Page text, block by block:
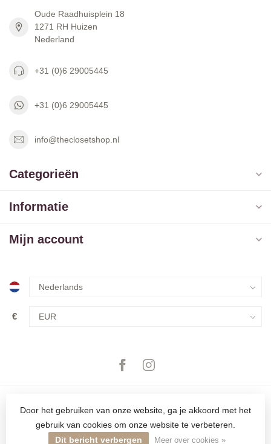
Oude Raadhuisplein 18
1271 RH Huizen
Nederland
+31 (0)6 29005445
+31 (0)6 29005445
info@theclosetshop.nl
Categorieën
Informatie
Mijn account
€
© Copyright 2026 The Closet
Door het gebruiken van onze website, ga je akkoord met het
gebruik van cookies om onze website te verbeteren.
Dit bericht verbergen
Meer over cookies »